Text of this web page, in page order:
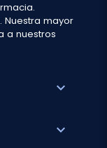
Nuestra mayor
a nuestros
expand_more
expand_more